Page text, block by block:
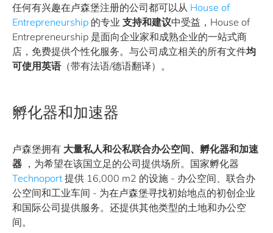
任何有兴趣在卢森堡注册的公司都可以从 House of
Entrepreneurship 的专业 支持和建议中受益，House of
Entrepreneurship 是面向企业家和成熟企业的一站式商
店，免费提供个性化服务。与公司成立相关的所有文件均
可使用英语（带有法语/德语翻译）。
孵化器和加速器
卢森堡拥有 大量私人和公私联合办公空间、孵化器和加速
器 ，为希望在该国立足的公司提供场所。国家孵化器
Technoport 提供 16,000 m2 的设施 - 办公空间、联合办
公空间和工业车间 - 为在卢森堡寻找初始地点的初创企业
和国际公司提供服务。还提供其他类型的土地和办公空
间。